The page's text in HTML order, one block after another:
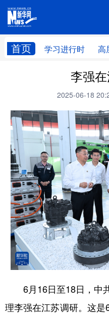
首页 学习进行时 高
网
高层
财经
台湾 思客智库
科技 科创
文化 书画
访谈 视频
法律 中央文件
食品 人居
学术中国 乡村振兴
城市 旅游
彩票 娱乐
公益 一带一路
李强
2025-06-18
6月16日至18日，中共
理李强在江苏调研。这